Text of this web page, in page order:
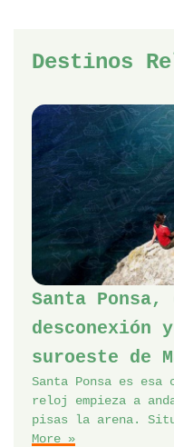
Destinos
Santa
suroeste de
Santa Ponsa es
reloj empieza a
pisas la arena.
More »